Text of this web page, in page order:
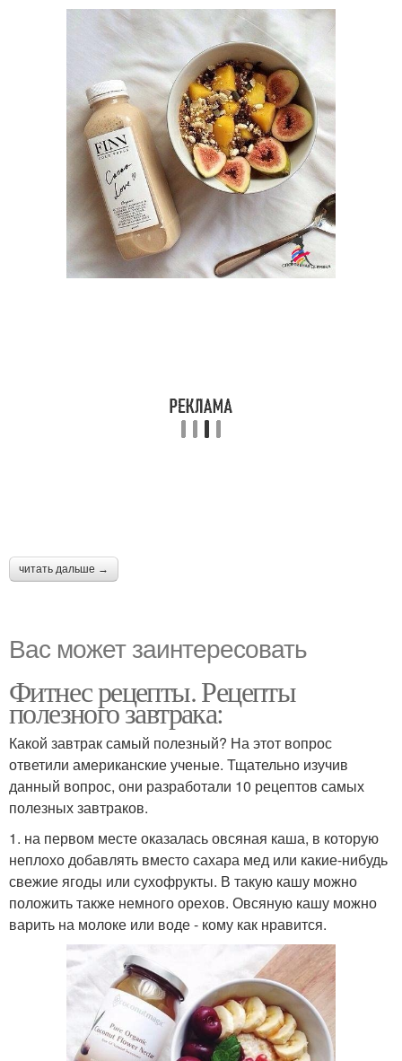
читать дальше →
Вас может заинтересовать
Фитнес рецепты. Рецепты
полезного завтрака:
Какой завтрак самый полезный? На этот вопрос
ответили американские ученые. Тщательно изучив
данный вопрос, они разработали 10 рецептов самых
полезных завтраков.
1. на первом месте оказалась овсяная каша, в которую
неплохо добавлять вместо сахара мед или какие-нибудь
свежие ягоды или сухофрукты. В такую кашу можно
положить также немного орехов. Овсяную кашу можно
варить на молоке или воде - кому как нравится.